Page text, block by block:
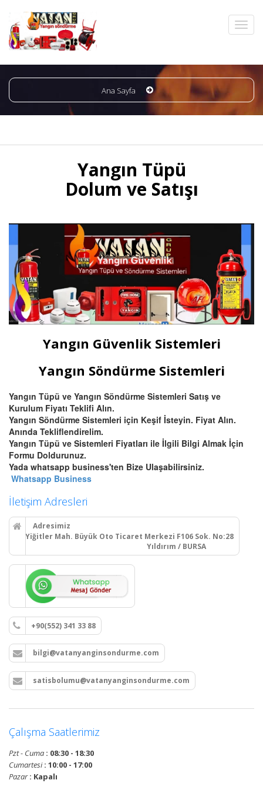
Ana Sayfa
Yangın Tüpü
Dolum ve Satışı
Yangın Güvenlik Sistemleri
Yangın Söndürme Sistemleri
Yangın Tüpü ve Yangın Söndürme Sistemleri Satış ve
Kurulum Fiyatı Teklifi Alın.
Yangın Söndürme Sistemleri için Keşif İsteyin. Fiyat Alın.
Anında Tekliflendirelim.
Yangın Tüpü ve Sistemleri Fiyatları ile İlgili Bilgi Almak İçin
Formu Doldurunuz.
Yada whatsapp business'ten Bize Ulaşabilirsiniz.
Whatsapp Business
İletişim Adresleri
Adresimiz
Yiğitler Mah. Büyük Oto Ticaret Merkezi F106 Sok. No:28
Yıldırım / BURSA
+90(552) 341 33 88
bilgi@vatanyanginsondurme.com
satisbolumu@vatanyanginsondurme.com
Çalışma Saatlerimiz
Pzt - Cuma : 08:30 - 18:30
Cumartesi: 10:00 - 17:00
Pazar: Kapalı